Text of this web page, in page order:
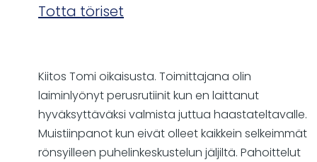
Totta töriset
Kiitos Tomi oikaisusta. Toimittajana olin
laiminlyönyt perusrutiinit kun en laittanut
hyväksyttäväksi valmista juttua haastateltavalle.
Muistiinpanot kun eivät olleet kaikkein selkeimmät
rönsyilleen puhelinkeskustelun jäljiltä. Pahoittelut